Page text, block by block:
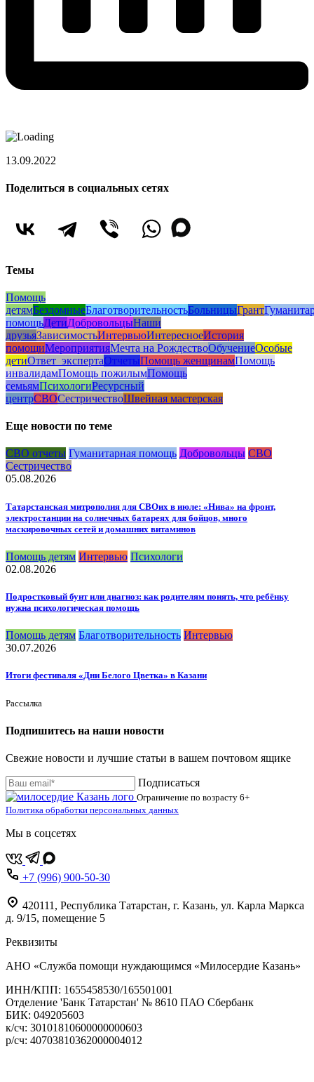
13.09.2022
Поделиться в социальных сетях
Темы
Помощь
детямБездомныеБлаготворительностьБольницыГрант
помощьДетиДобровольцыНаши
друзьяЗависимостьИнтервьюИнтересноеИстория
помощиМероприятияМечта на РождествоОбучениеОсобые
детиОтвет_экспертаОтчетыПомощь женщинамПомощь
инвалидамПомощь пожилымПомощь
семьямПсихологиРесурсный
центрСВОСестричествоШвейная мастерская
Еще новости по теме
СВО отчеты Гуманитарная помощь Добровольцы СВО
Сестричество
05.08.2026
Татарстанская митрополия для СВОих в июле: «Нива» на фронт,
электростанции на солнечных батареях для бойцов, много
маскировочных сетей и домашних витаминов
Помощь детям Интервью Психологи
02.08.2026
Подростковый бунт или диагноз: как родителям понять, что ребёнку
нужна психологическая помощь
Помощь детям Благотворительность Интервью
30.07.2026
Итоги фестиваля «Дни Белого Цветка» в Казани
Рассылка
Подпишитесь на наши новости
Свежие новости и лучшие статьи в вашем почтовом ящике
Подписаться
Ограничение по возрасту 6+
Политика обработки персональных данных
Мы в соцсетях
+7 (996) 900-50-30
420111 , Республика Татарстан, г. Казань, ул. Карла Маркса
д. 9/15, помещение 5
Реквизиты
АНО «Служба помощи нуждающимся «Милосердие Казань»
‌ИНН/КПП: 1655458530/165501001
Отделение 'Банк Татарстан' № 8610 ПАО Сбербанк
БИК: 049205603
‌к/сч: 30101810600000000603
р/сч: 40703810362000004012